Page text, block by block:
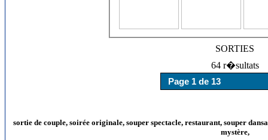
SORTIES
64 r�sultats
sortie de couple, soirée originale, souper spectacle, restaurant, souper
mystère,